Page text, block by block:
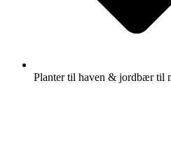
Planter til haven & jordbær til